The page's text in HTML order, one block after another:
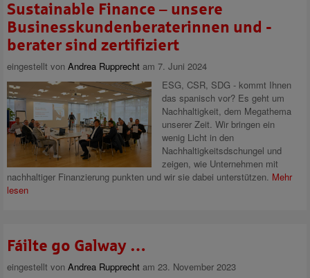
Sustainable Finance – unsere
Businesskundenberaterinnen und -
berater sind zertifiziert
eingestellt von Andrea Rupprecht am 7. Juni 2024
ESG, CSR, SDG - kommt Ihnen
das spanisch vor? Es geht um
Nachhaltigkeit, dem Megathema
unserer Zeit. Wir bringen ein
wenig Licht in den
Nachhaltigkeitsdschungel und
zeigen, wie Unternehmen mit
nachhaltiger Finanzierung punkten und wir sie dabei unterstützen. Mehr
lesen
Fáilte go Galway …
eingestellt von Andrea Rupprecht am 23. November 2023